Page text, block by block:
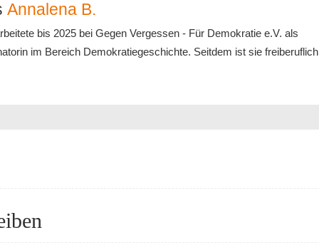
Annalena B.
bis 2025 bei Gegen Vergessen - Für Demokratie e.V. als
im Bereich Demokratiegeschichte. Seitdem ist sie freiberuflich